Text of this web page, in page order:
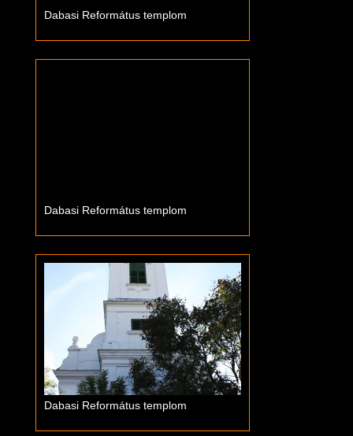
Dabasi Református templom
Dabasi Református templom
Dabasi Református templom